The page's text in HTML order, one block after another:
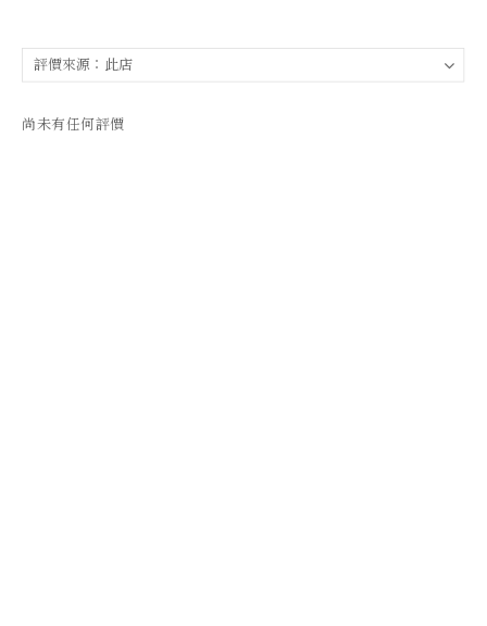
尚未有任何評價